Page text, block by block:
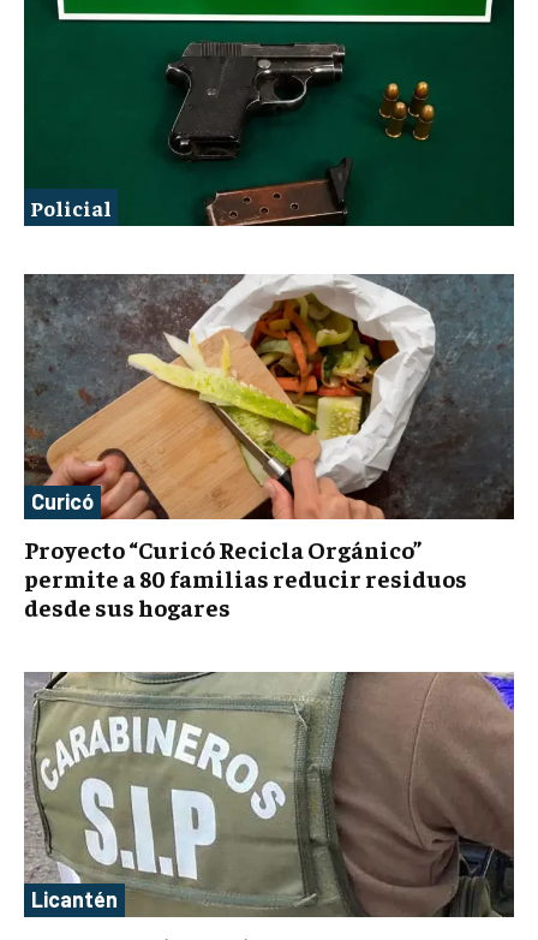
Policial
Curicó
Proyecto “Curicó Recicla Orgánico”
permite a 80 familias reducir residuos
desde sus hogares
Licantén